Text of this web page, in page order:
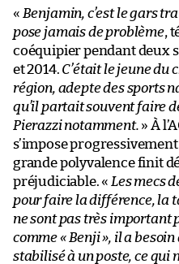
« Benjamin, c’est le gars
pose jamais de problème,
coéquipier pendant deux
et 2014. C’était le jeune du
région, adepte des sports
qu’il partait souvent faire
Pierazzi notamment. » À
s’impose
grande polyvalence finit
préjudiciable. « Les mecs
pour faire la différence, la
ne sont pas très important
comme « Benji », il a besoin
stabilisé à un poste, ce qui